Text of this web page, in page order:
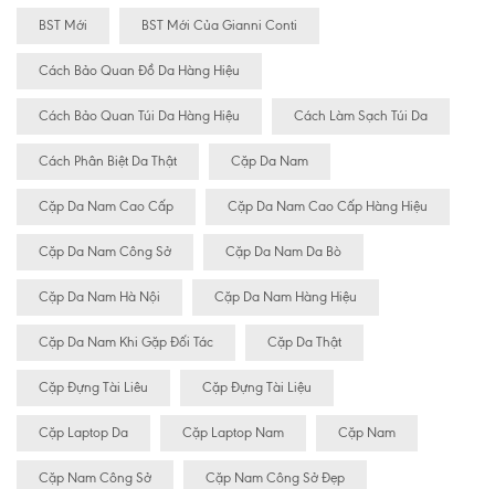
BST Mới BST Mới Của Gianni Conti
Cách Bảo Quan Đồ Da Hàng Hiệu
Cách Bảo Quan Túi Da Hàng Hiệu Cách Làm Sạch Túi Da
Cách Phân Biệt Da Thật Cặp Da Nam
Cặp Da Nam Cao Cấp Cặp Da Nam Cao Cấp Hàng Hiệu
Cặp Da Nam Công Sở Cặp Da Nam Da Bò
Cặp Da Nam Hà Nội Cặp Da Nam Hàng Hiệu
Cặp Da Nam Khi Gặp Đối Tác Cặp Da Thật
Cặp Đựng Tài Liêu Cặp Đựng Tài Liệu
Cặp Laptop Da Cặp Laptop Nam Cặp Nam
Cặp Nam Công Sở Cặp Nam Công Sở Đẹp